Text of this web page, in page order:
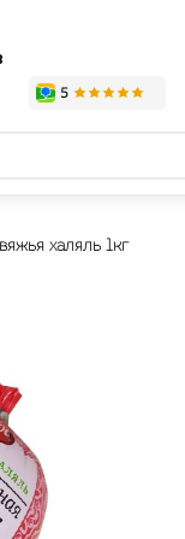
халяль 1кг